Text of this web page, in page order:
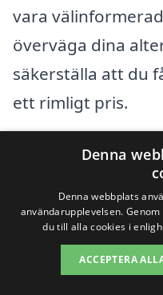
vara
överväga dina
säkerställa att du
ett rimligt pris.
Få 3
förpliktelser
Sök efter
Denna
Denna webbplats
användarupplevelsen.
du till alla cookies i
ACCEPTERA